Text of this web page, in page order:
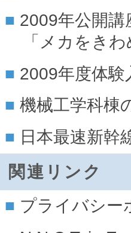
2009年公開講
「メカをきわ
2009年度体験
機械工学科棟
日本最速新幹
関連リンク
プライバシー